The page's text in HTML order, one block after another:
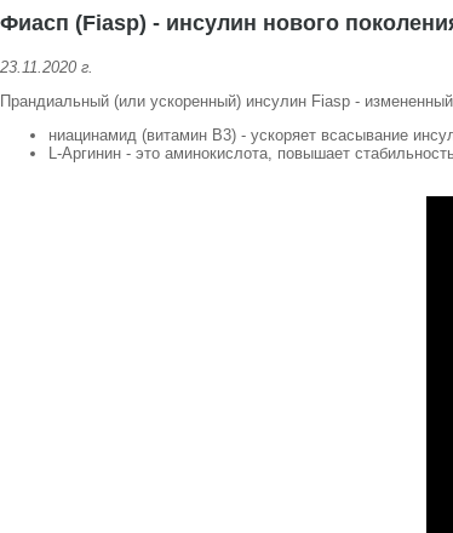
Фиасп (Fiasp) - инсулин нового
23.11.2020 г.
Прандиальный (или ускоренный) инсулин Fiasp -
ниацинамид (витамин B3) - ускоряет всасывание
L-Аргинин - это аминокислота, повышает